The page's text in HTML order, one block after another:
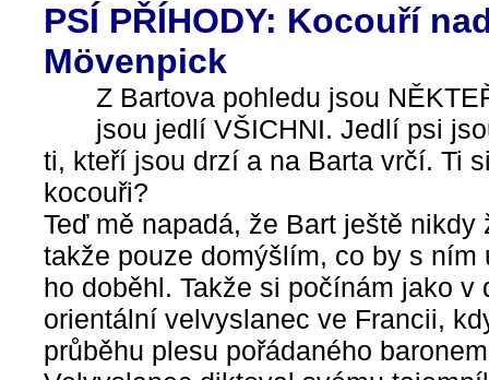
PSÍ PŘÍHODY: Kocouří
Mövenpick
Z Bartova pohledu jsou
jsou jedlí VŠICHNI. Jedlí psi
ti, kteří jsou drzí a na Barta vrčí. Ti
kocouři?
Teď mě napadá, že Bart ještě
takže pouze domýšlím, co by s
ho doběhl. Takže si počínám jako
orientální velvyslanec ve Francii,
průběhu plesu pořádaného